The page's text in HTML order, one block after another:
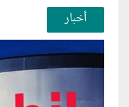
أخبار